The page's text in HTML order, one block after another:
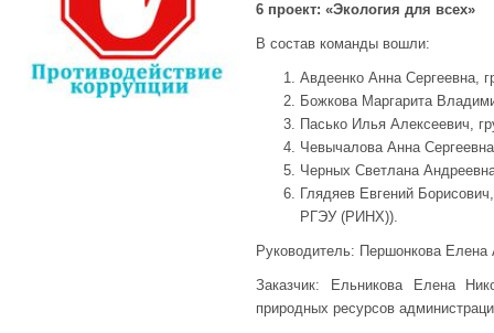
6 проект: «Экология для всех»
В состав команды вошли:
Авдеенко Анна Сергеевна,
Божкова Маргарита
Пасько Илья Алексеевич,
Чевычалова Анна
Черных Светлана
Глядяев Евгений
РГЭУ (РИНХ)).
Руководитель: Першонкова Елена
Заказчик: Ельникова Елена
природных ресурсов